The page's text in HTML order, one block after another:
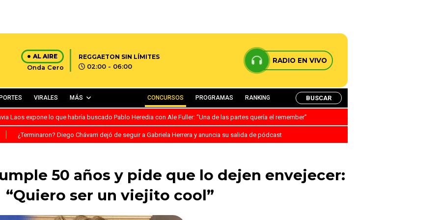
AL AIRE
Onda Cero
REGGAETON SIN LÍMITES
02:00 - 06:00
RADIO EN VIVO
VIRALES MÁS CONCURSOS PROGRAMAS RANKING BUSCAR
Laos expone lo que habría buscado Pablo Heredia con Ale Fuller: “Una de las partes quería el remember”
¿Terminaron? Diego Chávarri dejó de seguir a Gabriela Herrera y anuncia su salida de pódcast
50 años y pide que lo dejen envejecer:
“Quiero ser un viejito cool”